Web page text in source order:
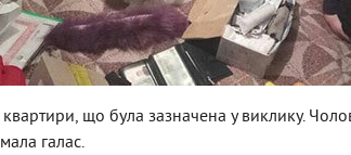
квартири, що була зазначена у виклику.
галас.